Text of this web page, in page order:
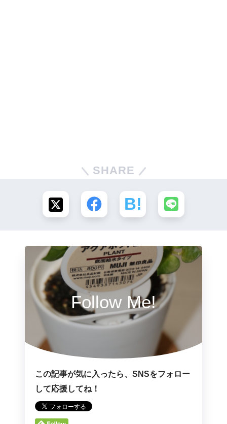
SHARE
Follow Me!
この記事が気に入ったら、SNSをフォロー
して応援してね！